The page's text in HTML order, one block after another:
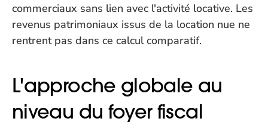
commerciaux sans lien avec l'activité locative. Les
revenus patrimoniaux issus de la location nue ne
rentrent pas dans ce calcul comparatif.
L'approche globale au
niveau du foyer fiscal